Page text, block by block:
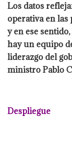
Los datos
operativa en
y en ese
hay un equipo
liderazgo del
ministro Pablo
Despliegue